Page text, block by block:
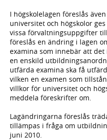
I högskolelagen föreslås
universitet och högskolor
vissa förvaltningsuppgifter
föreslås en ändring i lagen
examina som innebär att
en enskild
utfärda examina ska få
vilken en examen som
villkor för universitet och
meddela föreskrifter om.
Lagändringarna föreslås
tillämpas i fråga om
juni 2010.